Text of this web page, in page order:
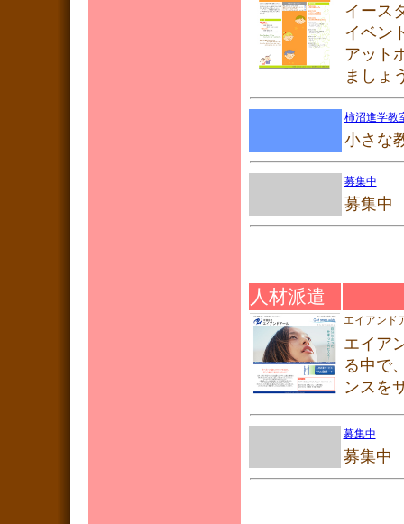
イース
イベン
アット
ましょ
柿沼進学教
小さな
募集中
募集中
人材派遣
エイアンド
エイア
る中で
ンスを
募集中
募集中